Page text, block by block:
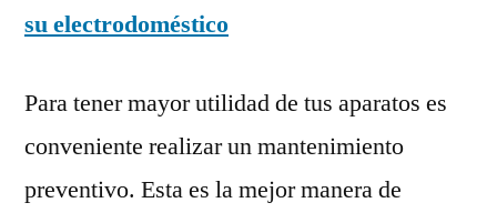
su electrodoméstico
Para tener mayor utilidad de tus aparatos es
conveniente realizar un mantenimiento
preventivo. Esta es la mejor manera de